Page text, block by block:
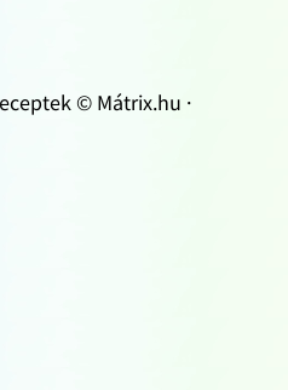
© Mátrix.hu ·